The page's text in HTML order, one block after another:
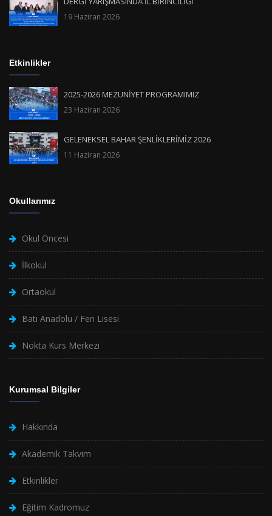
19 Haziran 2026
Etkinlikler
2025-2026 MEZUNİYET PROGRAMIMIZ
23 Haziran 2026
GELENEKSEL BAHAR ŞENLİKLERİMİZ 2026
11 Haziran 2026
Okullarımız
Okul Öncesi
İlkokul
Ortaokul
Batı Anadolu / Fen Lisesi
Nokta Kurs Merkezi
Kurumsal Bilgiler
Hakkında
Akademik Takvim
Etkinlikler
Eğitim Kadromuz